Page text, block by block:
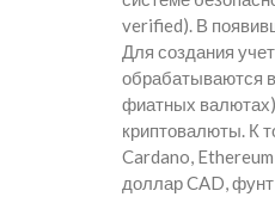
verified). В
Для создания
обрабатываются
фиатных
криптовалюты. К
Cardano,
доллар CAD, фунт